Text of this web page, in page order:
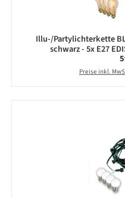
Illu-/Partylichterkette
schwarz - 5x E27
Preise inkl.